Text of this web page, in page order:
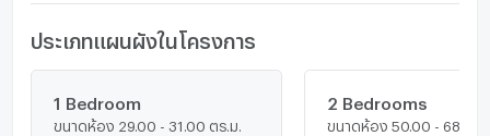
ประเภทแผนผังในโครงการ
1 Bedroom
ขนาดห้อง 29.00 - 31.00 ตร.ม.
2 Bedrooms
ขนาดห้อง 50.00 - 68.00